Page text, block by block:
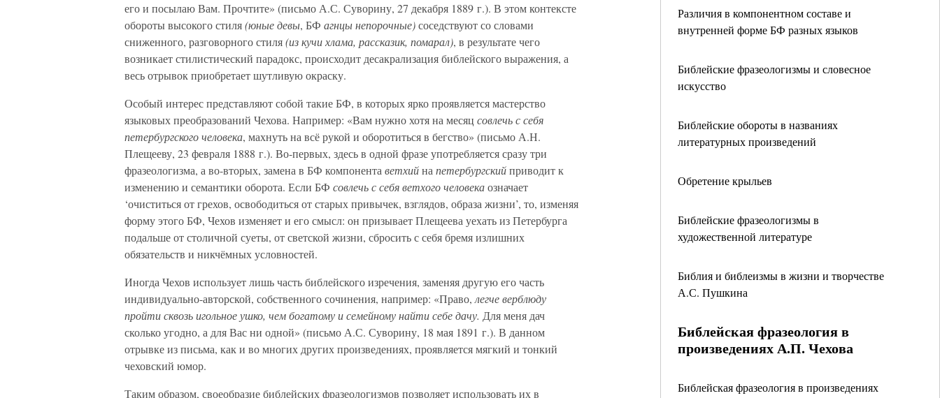
Различия в компонентном составе и
внутренней форме БФ разных языков
Библейские фразеологизмы и словесное
искусство
Библейские обороты в названиях
литературных произведений
Обретение крыльев
Библейские фразеологизмы в
художественной литературе
Библия и библеизмы в жизни и творчестве
А.С. Пушкина
Библейская фразеология в
произведениях А.П. Чехова
Библейская фразеология в произведениях
его и посылаю Вам. Прочтите» (письмо А.С. Суворину, 27 декабря 1889 г.). В этом контексте
обороты высокого стиля(юные девы, БФ агнцы непорочные)соседствуют со словами
сниженного, разговорного стиля(из кучи хлама, рассказик, помарал), в результате чего
возникает стилистический парадокс, происходит десакрализация библейского выражения, а
весь отрывок приобретает шутливую окраску.
Особый интерес представляют собой такие БФ, в которых ярко проявляется мастерство
языковых преобразований Чехова. Например: «Вам нужно хотя на месяц совлечь с себя
петербургского человека, махнуть на всё рукой и оборотиться в бегство» (письмо А.Н.
Плещееву, 23 февраля 1888 г.). Во-первых, здесь в одной фразе употребляется сразу три
фразеологизма, а во-вторых, замена в БФ компонента ветхийна петербургскийприводит к
изменению и семантики оборота. Если БФ совлечь с себя ветхого человекаозначает
‘очиститься от грехов, освободиться от старых привычек, взглядов, образа жизни’, то, изменяя
форму этого БФ, Чехов изменяет и его смысл: он призывает Плещеева уехать из Петербурга
подальше от столичной суеты, от светской жизни, сбросить с себя бремя излишних
обязательств и никчёмных условностей.
Иногда Чехов использует лишь часть библейского изречения, заменяя другую его часть
индивидуально-авторской, собственного сочинения, например: «Право, легче верблюду
пройти сквозь игольное ушко, чем богатому и семейному найти себе дачу. Для меня дач
сколько угодно, а для Вас ни одной» (письмо А.С. Суворину, 18 мая 1891 г.). В данном
отрывке из письма, как и во многих других произведениях, проявляется мягкий и тонкий
чеховский юмор.
Таким образом, своеобразие библейских фразеологизмов позволяет использовать их в